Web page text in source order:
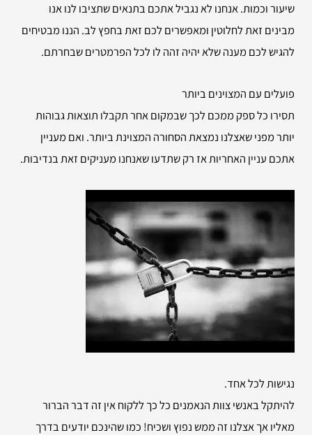
שיעור וכמות. אנחנו לא נגביל אתכם בתנאים שתציבו לנו אנו
מבינים זאת לחלוטין ומאפשרים לכם זאת בחפץ לב. הננו מבטיחים
להגיש לכם מענה שלא יהיה זהה לו לכל הפרמטרים שבחרתם.
פועלים עם המצוינים ביותר
תסירו כל ספק ממכם לכך שבמקום אחר תקבלו תוצאות גבוהות
יותר מפני שאצלנו נמצאת הסחורה המצוינת ביותר. ואם מעניין
אתכם עניין האחריות אז רק שתדעו שאנחנו מעניקים זאת בנדיבות.
נגישות לכל אחד.
להיתקל באנשי צוות הנאמנים כל כך ללקוח אין זה דבר הברור
מאליו אך אצלנו זה ממש נפוץ ושכיח! כמו שהינכם יודעים בדרך